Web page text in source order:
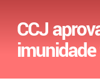
CCJ